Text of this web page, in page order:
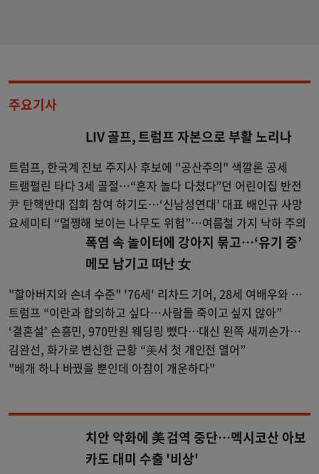
주요기사
LIV 골프, 트럼프 자본으로 부활 노리나
트럼프, 한국계 진보 주지사 후보에 "공산주의" 색깔론 공세
트램펄린 타다 3세 골절…“혼자 놀다 다쳤다”던 어린이집 반전
尹 탄핵반대 집회 참여 하기도…‘신남성연대’ 대표 배인규 사망
요세미티 “멀쩡해 보이는 나무도 위험”…여름철 가지 낙하 주의
폭염 속 놀이터에 강아지 묶고…‘유기 중’
메모 남기고 떠난 女
"할아버지와 손녀 수준" '76세' 리차드 기어, 28세 여배우와 파
격 로맨스 호흡..갑론을박 [Oh!llywood]
트럼프 “이란과 합의하고 싶다…사람들 죽이고 싶지 않아”
‘결혼설’ 손흥민, 970만원 웨딩링 뺐다…대신 왼쪽 새끼손가락
에 새 반지
김완선, 화가로 변신한 근황 “美서 첫 개인전 열어”
"베개 하나 바꿨을 뿐인데 아침이 개운하다"
치안 악화에 美 검역 중단…멕시코산 아보
카도 대미 수출 '비상'